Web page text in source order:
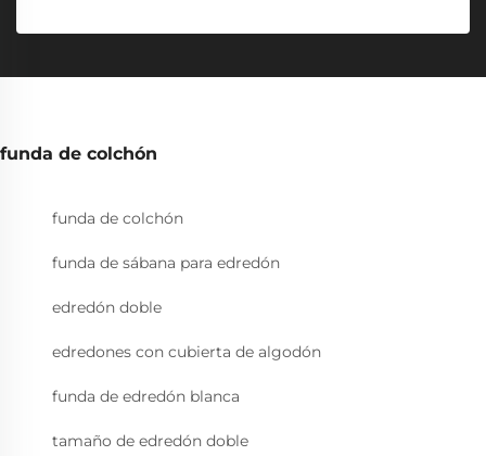
funda de colchón
funda de colchón
funda de sábana para edredón
edredón doble
edredones con cubierta de algodón
funda de edredón blanca
tamaño de edredón doble